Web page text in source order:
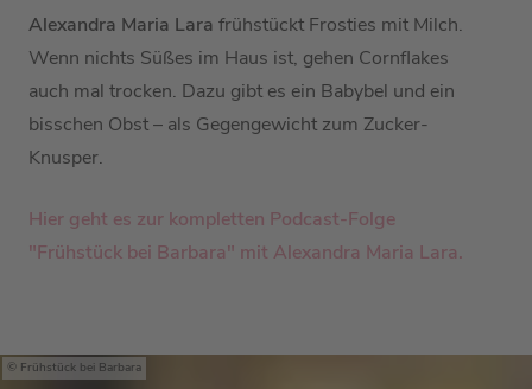
Alexandra Maria Lara frühstückt Frosties mit Milch.
Wenn nichts Süßes im Haus ist, gehen Cornflakes
auch mal trocken. Dazu gibt es ein Babybel und ein
bisschen Obst – als Gegengewicht zum Zucker-
Knusper.
Hier geht es zur kompletten Podcast-Folge
"Frühstück bei Barbara" mit Alexandra Maria Lara.
Frühstück bei Barbara